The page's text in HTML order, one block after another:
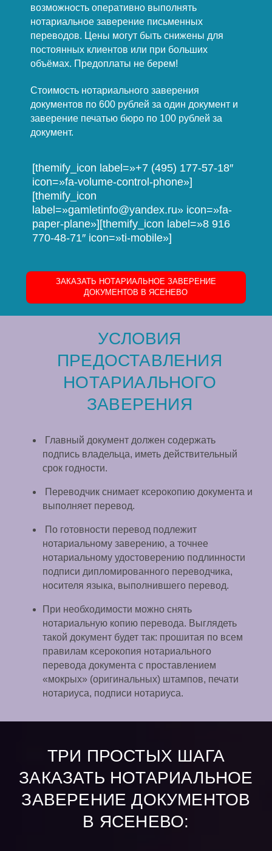
возможность оперативно выполнять
нотариальное заверение письменных
переводов. Цены могут быть снижены для
постоянных клиентов или при больших
объёмах. Предоплаты не берем!
Стоимость нотариального заверения
документов по 600 рублей за один документ и
заверение печатью бюро по 100 рублей за
документ.
[themify_icon label=»+7 (495) 177-57-18″
icon=»fa-volume-control-phone»]
[themify_icon
label=»gamletinfo@yandex.ru» icon=»fa-
paper-plane»][themify_icon label=»8 916
770-48-71″ icon=»ti-mobile»]
ЗАКАЗАТЬ НОТАРИАЛЬНОЕ ЗАВЕРЕНИЕ
ДОКУМЕНТОВ В ЯСЕНЕВО
УСЛОВИЯ
ПРЕДОСТАВЛЕНИЯ
НОТАРИАЛЬНОГО
ЗАВЕРЕНИЯ
Главный документ должен содержать
подпись владельца, иметь действительный
срок годности.
Переводчик снимает ксерокопию документа и
выполняет перевод.
По готовности перевод подлежит
нотариальному заверению, а точнее
нотариальному удостоверению подлинности
подписи дипломированного переводчика,
носителя языка, выполнившего перевод.
При необходимости можно снять
нотариальную копию перевода. Выглядеть
такой документ будет так: прошитая по всем
правилам ксерокопия нотариального
перевода документа с проставлением
«мокрых» (оригинальных) штампов, печати
нотариуса, подписи нотариуса.
ТРИ ПРОСТЫХ ШАГА
ЗАКАЗАТЬ НОТАРИАЛЬНОЕ
ЗАВЕРЕНИЕ ДОКУМЕНТОВ
В ЯСЕНЕВО: